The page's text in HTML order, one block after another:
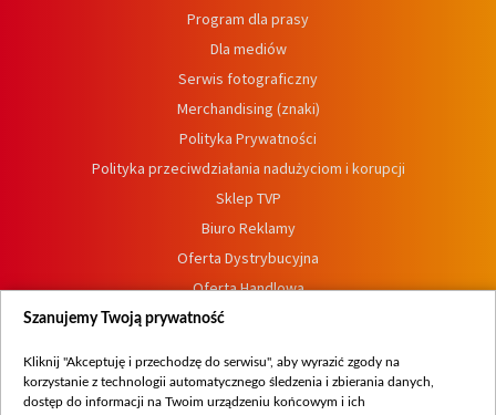
Program dla prasy
Dla mediów
Serwis fotograficzny
Merchandising (znaki)
Polityka Prywatności
Polityka przeciwdziałania nadużyciom i korupcji
Sklep TVP
Biuro Reklamy
Oferta Dystrybucyjna
Oferta Handlowa
Dostępność
Procedura zgłoszeń wewnętrznych
Szanujemy Twoją prywatność
Kliknij "Akceptuję i przechodzę do serwisu", aby wyrazić zgody na
korzystanie z technologii automatycznego śledzenia i zbierania danych,
dostęp do informacji na Twoim urządzeniu końcowym i ich